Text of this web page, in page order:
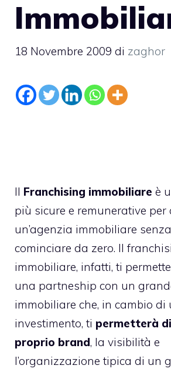
18 Novembre 2009 di zaghor
Il Franchising immobiliare è
più sicure e remunerative per
un’agenzia immobiliare
cominciare da zero. Il
immobiliare, infatti, ti
una partneship con un
immobiliare che, in cambio di
investimento, ti permetterà
proprio brand, la visibilità e
l’organizzazione tipica di un